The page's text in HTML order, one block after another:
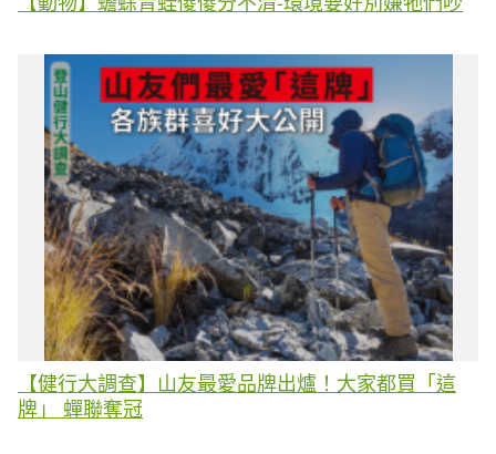
【健行大調查】山友最愛品牌出爐！大家都買「這
牌」 蟬聯奪冠